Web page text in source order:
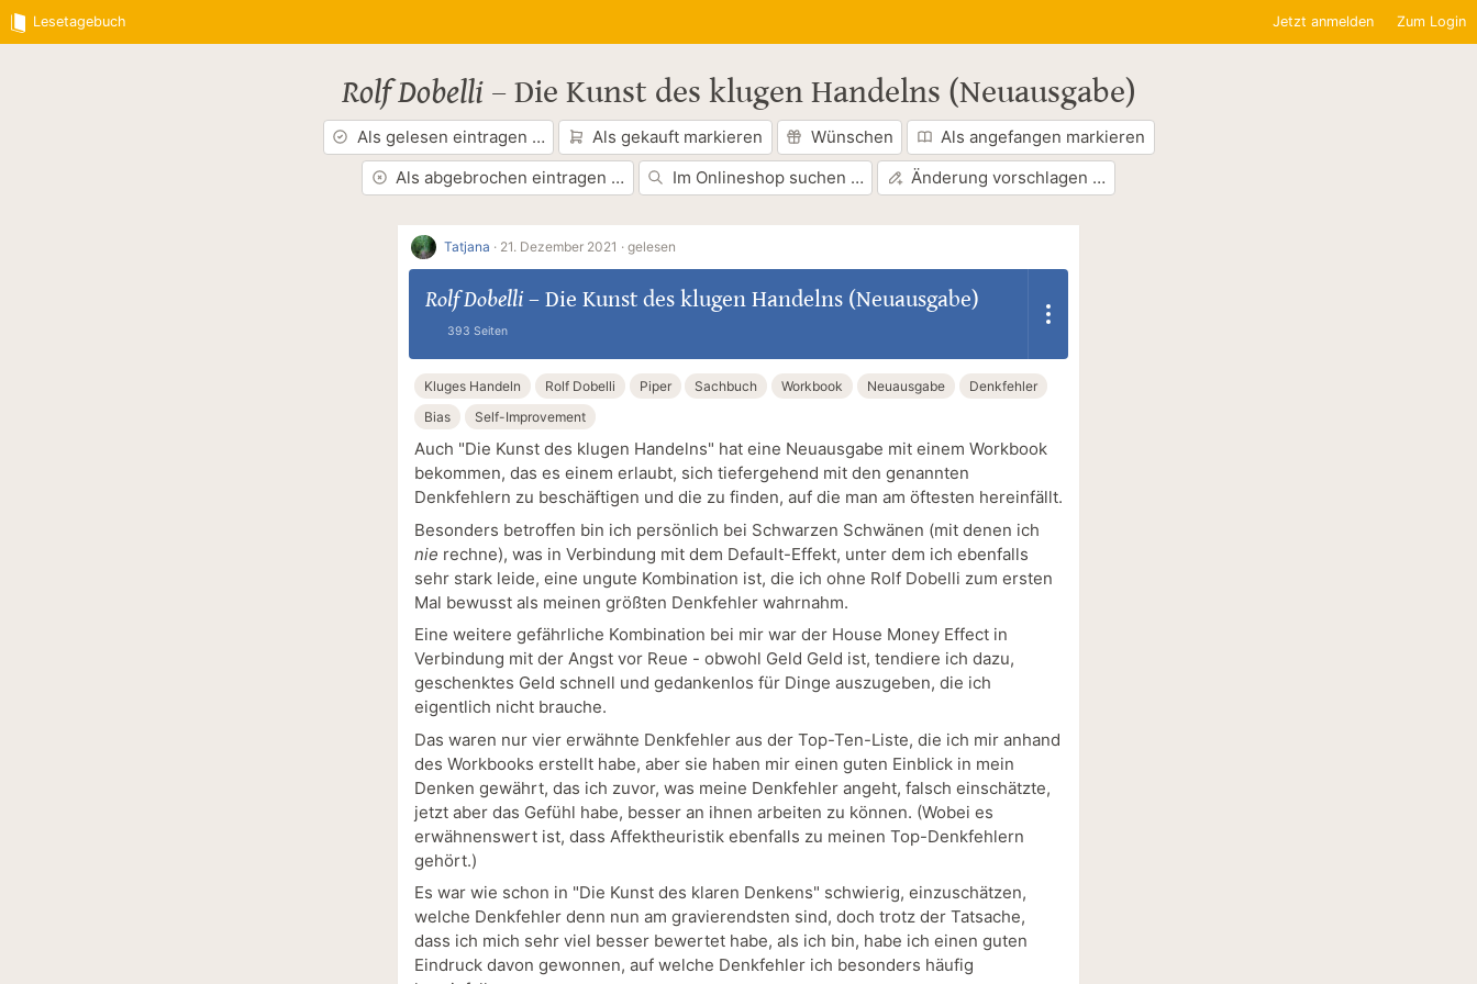
Lesetagebuch Jetzt anmelden Zum Login
Rolf Dobelli– Die Kunst des klugen Handelns (Neuausgabe)
Als gelesen eintragen … Als gekauft markieren Wünschen
Als angefangen markieren
Als abgebrochen eintragen …
Im Onlineshop suchen … Änderung vorschlagen …
Tatjana · 21. Dezember 2021 · gelesen
Rolf Dobelli– Die Kunst des klugen Handelns (Neuausgabe)
393 Seiten
Kluges Handeln Rolf Dobelli Piper Sachbuch Workbook Neuausgabe
Denkfehler
Bias
Self-Improvement
Auch "Die Kunst des klugen Handelns" hat eine Neuausgabe mit einem Workbook
bekommen, das es einem erlaubt, sich tiefergehend mit den genannten
Denkfehlern zu beschäftigen und die zu finden, auf die man am öftesten hereinfällt.
Besonders betroffen bin ich persönlich bei Schwarzen Schwänen (mit denen ich
nie rechne), was in Verbindung mit dem Default-Effekt, unter dem ich ebenfalls
sehr stark leide, eine ungute Kombination ist, die ich ohne Rolf Dobelli zum ersten
Mal bewusst als meinen größten Denkfehler wahrnahm.
Eine weitere gefährliche Kombination bei mir war der House Money Effect in
Verbindung mit der Angst vor Reue - obwohl Geld Geld ist, tendiere ich dazu,
geschenktes Geld schnell und gedankenlos für Dinge auszugeben, die ich
eigentlich nicht brauche.
Das waren nur vier erwähnte Denkfehler aus der Top-Ten-Liste, die ich mir anhand
des Workbooks erstellt habe, aber sie haben mir einen guten Einblick in mein
Denken gewährt, das ich zuvor, was meine Denkfehler angeht, falsch einschätzte,
jetzt aber das Gefühl habe, besser an ihnen arbeiten zu können. (Wobei es
erwähnenswert ist, dass Affektheuristik ebenfalls zu meinen Top-Denkfehlern
gehört.)
Es war wie schon in "Die Kunst des klaren Denkens" schwierig, einzuschätzen,
welche Denkfehler denn nun am gravierendsten sind, doch trotz der Tatsache,
dass ich mich sehr viel besser bewertet habe, als ich bin, habe ich einen guten
Eindruck davon gewonnen, auf welche Denkfehler ich besonders häufig